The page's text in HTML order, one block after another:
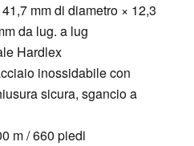
mm di diametro × 12,3
da lug. a lug
Hardlex
inossidabile con
sicura, sgancio a
m / 660 piedi